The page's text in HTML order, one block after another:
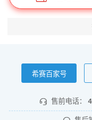
希赛百家号
售前电话：